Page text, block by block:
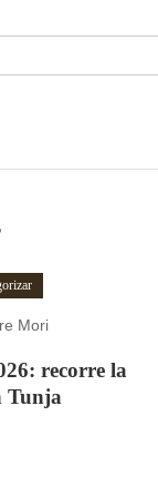
Mori
recorre la
Tunja